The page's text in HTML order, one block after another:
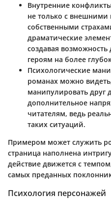
Внутренние
не только с внешними
собственными
драматические
создавая
героям на более
Психологические
романах можно
манипулировать друг
дополнительное
читателям, ведь
таких ситуаций.
Примером может служить
страница наполнена
действие движется с
самых преданных
Психология персонажей